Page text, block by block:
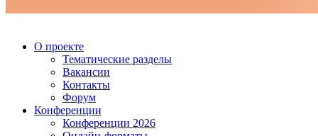
О проекте
Тематические разделы
Вакансии
Контакты
Форум
Конференции
Конференции 2026